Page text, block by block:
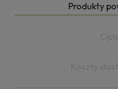
Produkty